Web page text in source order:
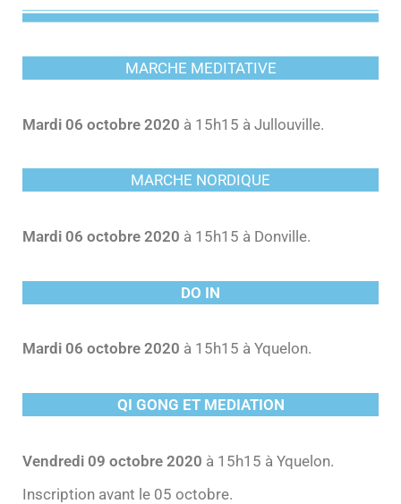
MARCHE MEDITATIVE
Mardi 06 octobre 2020 à 15h15 à Jullouville.
MARCHE NORDIQUE
Mardi 06 octobre 2020 à 15h15 à Donville.
DO IN
Mardi 06 octobre 2020 à 15h15 à Yquelon.
QI GONG ET MEDIATION
Vendredi 09 octobre 2020 à 15h15 à Yquelon.
Inscription avant le 05 octobre.